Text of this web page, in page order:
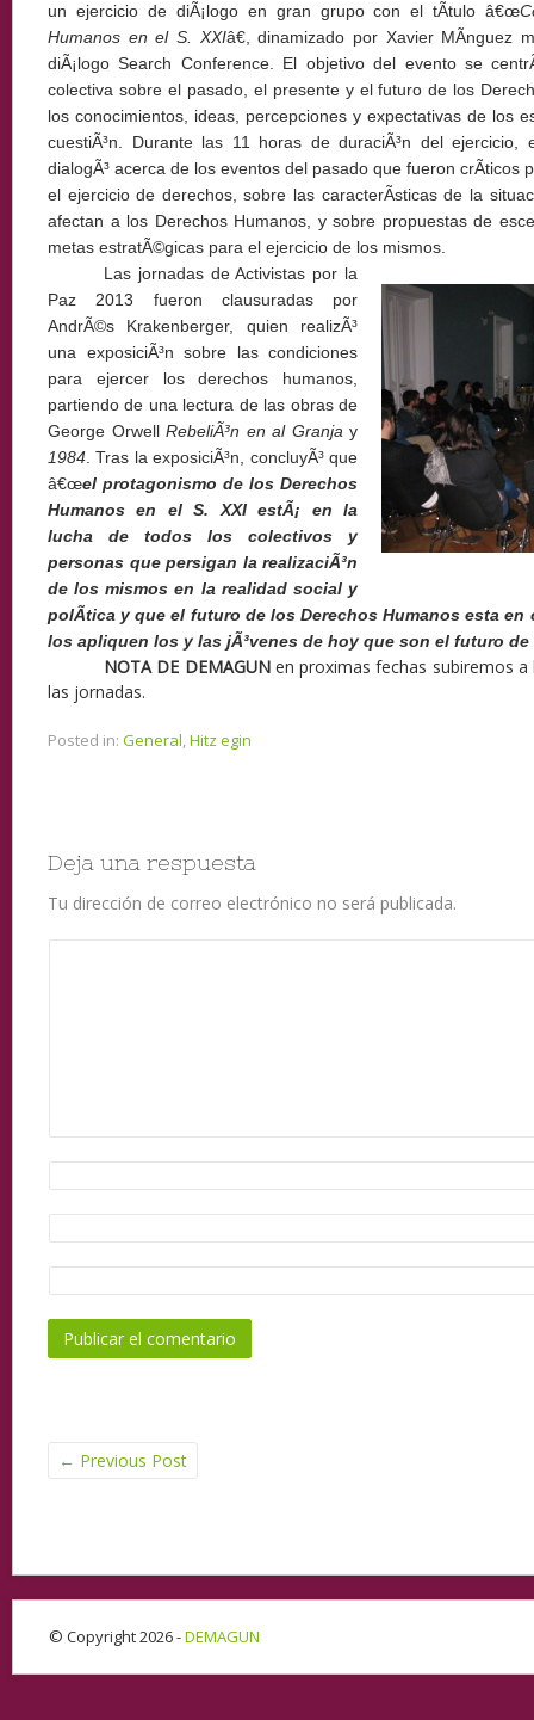
un ejercicio de diÃ¡logo en gran grupo con el tÃ­tulo â€œ
Humanos en el S. XXIâ€, dinamizado por Xavier MÃ­nguez
diÃ¡logo Search Conference. El objetivo del evento se
colectiva sobre el pasado, el presente y el futuro de los
los conocimientos, ideas, percepciones y expectativas de los
cuestiÃ³n. Durante las 11 horas de duraciÃ³n del ejercicio,
dialogÃ³ acerca de los eventos del pasado que fueron crÃ­ticos
el ejercicio de derechos, sobre las caracterÃ­sticas de la
afectan a los Derechos Humanos, y sobre propuestas de
metas estratÃ©gicas para el ejercicio de los mismos.
Las jornadas de Activistas por la
Paz 2013 fueron clausuradas por
AndrÃ©s Krakenberger, quien realizÃ³
una exposiciÃ³n sobre las condiciones
para ejercer los derechos humanos,
partiendo de una lectura de las obras de
George Orwell RebeliÃ³n en al Granja y
1984 . Tras la exposiciÃ³n, concluyÃ³ que
â€œel protagonismo de los Derechos
Humanos en el S. XXI estÃ¡ en la
lucha de todos los colectivos y
personas que persigan la realizaciÃ³n
de los mismos en la realidad social y
polÃ­tica y que el futuro de los Derechos Humanos esta en
los apliquen los y las jÃ³venes de hoy que son el futuro de
NOTA DE DEMAGUNen proximas fechas subiremos a
las jornadas.
Posted in: General,Hitz egin
Deja una respuesta
Tu dirección de correo electrónico no será publicada.
← Previous Post
© Copyright 2026 -DEMAGUN